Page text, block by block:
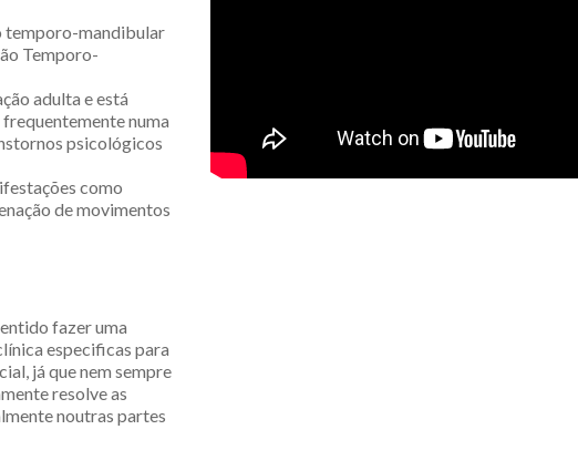
temporo-mandibular
Temporo-
adulta e está
numa
psicológicos
como
de movimentos
fazer uma
especificas para
já que nem sempre
resolve as
noutras partes